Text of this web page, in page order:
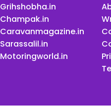
Grihshobha.in
Champak.in
Caravanmagazine.in
Sarassalil.in
Motoringworld.in